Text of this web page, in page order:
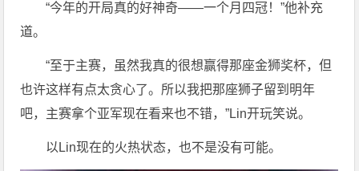
“今年的开局真的好神奇——一个月四冠！”他补充
道。
“至于主赛，虽然我真的很想赢得那座金狮奖杯，但
也许这样有点太贪心了。所以我把那座狮子留到明年
吧，主赛拿个亚军现在看来也不错，”Lin开玩笑说。
以Lin现在的火热状态，也不是没有可能。